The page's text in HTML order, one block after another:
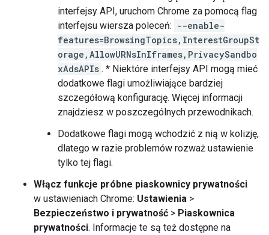
interfejsy API, uruchom Chrome za pomocą flag
interfejsu wiersza poleceń: --enable-
features=BrowsingTopics,InterestGroupSt
orage,AllowURNsInIframes,PrivacySandbo
xAdsAPIs . * Niektóre interfejsy API mogą mieć
dodatkowe flagi umożliwiające bardziej
szczegółową konfigurację. Więcej informacji
znajdziesz w poszczególnych przewodnikach.
Dodatkowe flagi mogą wchodzić z nią w kolizję,
dlatego w razie problemów rozważ ustawienie
tylko tej flagi.
Włącz funkcje próbne piaskownicy prywatności
w ustawieniach Chrome: Ustawienia >
Bezpieczeństwo i prywatność > Piaskownica
prywatności. Informacje te są też dostępne na